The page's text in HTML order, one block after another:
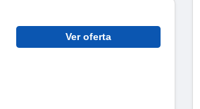
Ver oferta